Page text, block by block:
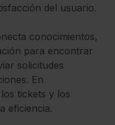
del usuario.
conocimientos,
para encontrar
solicitudes
En
tickets y los
eficiencia.